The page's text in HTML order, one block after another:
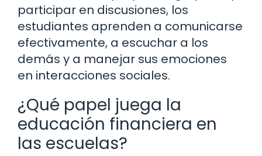
participar en discusiones, los
estudiantes aprenden a comunicarse
efectivamente, a escuchar a los
demás y a manejar sus emociones
en interacciones sociales.
¿Qué papel juega la
educación financiera en
las escuelas?